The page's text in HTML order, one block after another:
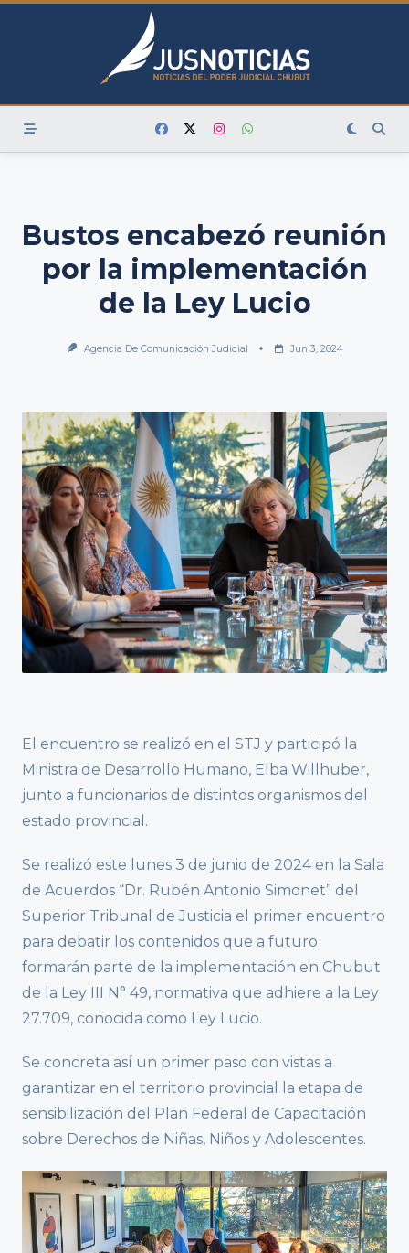
Skip
Bustos encabezó reunión
por la implementación
de la Ley Lucio
Agencia De Comunicación Judicial Jun 3, 2024
El encuentro se realizó en el STJ y participó la
Ministra de Desarrollo Humano, Elba Willhuber,
junto a funcionarios de distintos organismos del
estado provincial.
Se realizó este lunes 3 de junio de 2024 en la Sala
de Acuerdos “Dr. Rubén Antonio Simonet” del
Superior Tribunal de Justicia el primer encuentro
para debatir los contenidos que a futuro
formarán parte de la implementación en Chubut
de la Ley III N° 49, normativa que adhiere a la Ley
27.709, conocida como Ley Lucio.
Se concreta así un primer paso con vistas a
garantizar en el territorio provincial la etapa de
sensibilización del Plan Federal de Capacitación
sobre Derechos de Niñas, Niños y Adolescentes.